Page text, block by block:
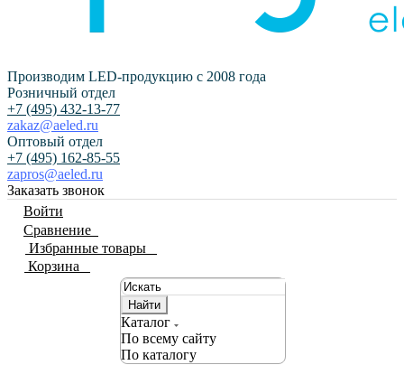
Производим LED-продукцию с 2008 года
Розничный отдел
+7 (495) 432-13-77
zakaz@aeled.ru
Оптовый отдел
+7 (495) 162-85-55
zapros@aeled.ru
Заказать звонок
Войти
Сравнение
Избранные товары
Корзина
Найти
Каталог
По всему сайту
По каталогу